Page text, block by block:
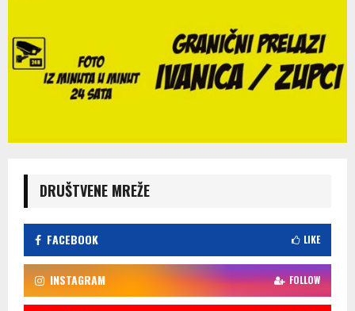
DRUŠTVENE MREŽE
FACEBOOK LIKE
INSTAGRAM FOLLOW